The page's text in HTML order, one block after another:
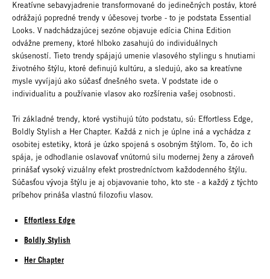
Kreatívne sebavyjadrenie transformované do jedinečných postáv, ktoré
odrážajú popredné trendy v účesovej tvorbe - to je podstata Essential
Looks. V nadchádzajúcej sezóne objavuje edícia China Edition
odvážne premeny, ktoré hlboko zasahujú do individuálnych
skúseností. Tieto trendy spájajú umenie vlasového stylingu s hnutiami
životného štýlu, ktoré definujú kultúru, a sledujú, ako sa kreatívne
mysle vyvíjajú ako súčasť dnešného sveta. V podstate ide o
individualitu a používanie vlasov ako rozšírenia vašej osobnosti.
Tri základné trendy, ktoré vystihujú túto podstatu, sú: Effortless Edge,
Boldly Stylish a Her Chapter. Každá z nich je úplne iná a vychádza z
osobitej estetiky, ktorá je úzko spojená s osobným štýlom. To, čo ich
spája, je odhodlanie oslavovať vnútornú silu modernej ženy a zároveň
prinášať vysoký vizuálny efekt prostredníctvom každodenného štýlu.
Súčasťou vývoja štýlu je aj objavovanie toho, kto ste - a každý z týchto
príbehov prináša vlastnú filozofiu vlasov.
Effortless Edge
Boldly Stylish
Her Chapter